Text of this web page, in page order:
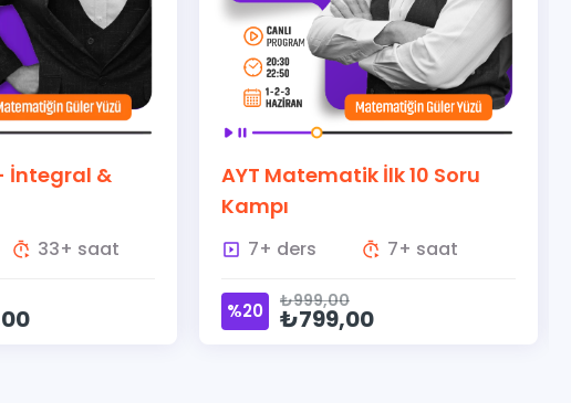
İlk 10 Soru
7+ saat
AYT Matematik Son Düzlük
Kampı
90+ ders 90+ saat
₺4.999,00
₺3.999,00
%20